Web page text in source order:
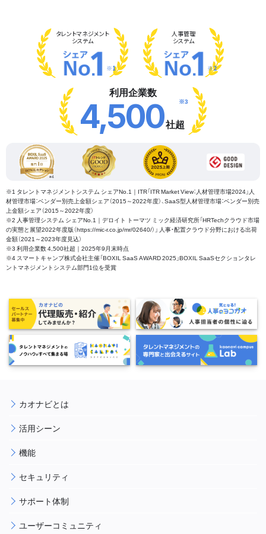
タレントマネジメント
システム
※1
人事管理
システム
※2
利用企業数
4,500社超
※3
※1 タレントマネジメントシステム シェアNo.1｜ITR「ITR Market View：人材管理市場2024」人
材管理市場：ベンダー別売上金額シェア（2015～2022年度）、SaaS型人材管理市場：ベンダー別売
上金額シェア（2015～2022年度）
※2 人事管理システム シェアNo.1｜デロイト トーマツ ミック経済研究所「HRTechクラウド市場
の実態と展望2022年度版（https://mic-r.co.jp/mr/02640/）」 人事・配置クラウド分野における出荷
金額（2021～2023年度見込）
※3 利用企業数 4,500社超｜2025年9月末時点
※4 スマートキャンプ株式会社主催「BOXIL SaaS AWARD 2025」BOXIL SaaSセクションタレ
ントマネジメントシステム部門1位を受賞
カオナビとは
活用シーン
機能
セキュリティ
サポート体制
ユーザーコミュニティ